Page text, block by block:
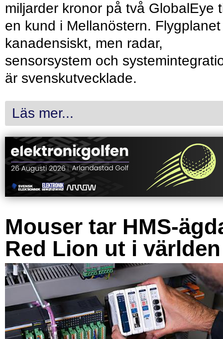
miljarder kronor på två GlobalEye
en kund i Mellanöstern.
kanadensiskt, men radar,
sensorsystem och
är svenskutvecklade.
Läs mer...
Mouser tar HMS-
Red Lion ut i världen